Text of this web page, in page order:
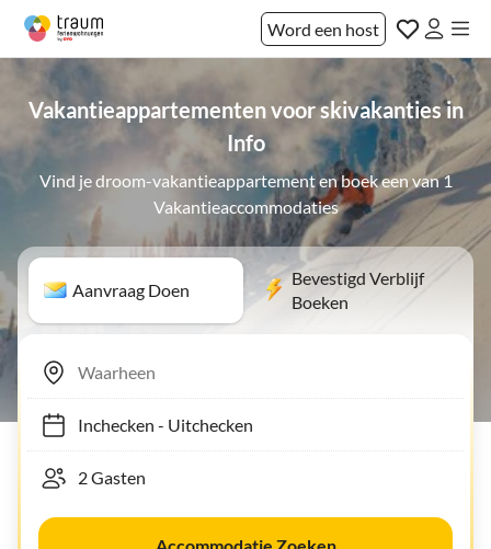
Word een host
Vakantieappartementen voor skivakanties in
Info
Vind je droom-vakantieappartement en boek een van 1
Vakantieaccommodaties
Aanvraag Doen
Bevestigd Verblijf
Boeken
Inchecken- Uitchecken